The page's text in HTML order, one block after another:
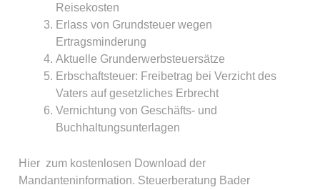
Reisekosten
Erlass von Grundsteuer wegen
Ertragsminderung
Aktuelle Grunderwerbsteuersätze
Erbschaftsteuer: Freibetrag bei Verzicht des
Vaters auf gesetzliches Erbrecht
Vernichtung von Geschäfts- und
Buchhaltungsunterlagen
Hier zum kostenlosen Download der
Mandanteninformation. Steuerberatung Bader